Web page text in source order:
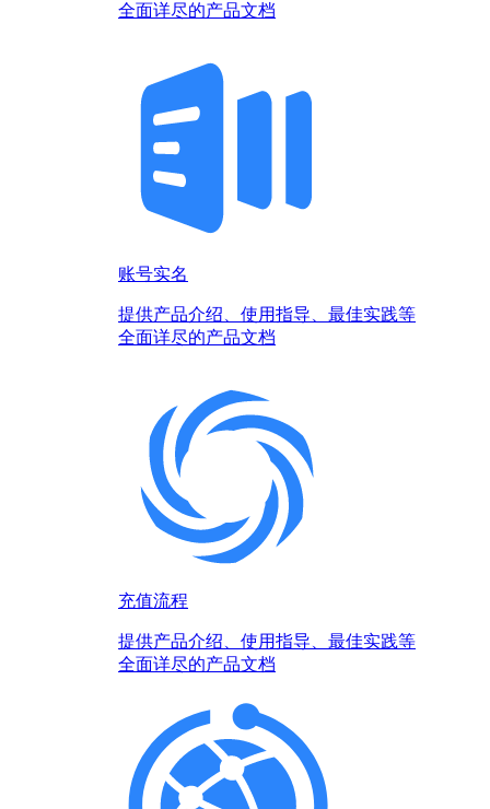
全面详尽的产品文档
账号实名
提供产品介绍、使用指导、最佳实践等
全面详尽的产品文档
充值流程
提供产品介绍、使用指导、最佳实践等
全面详尽的产品文档